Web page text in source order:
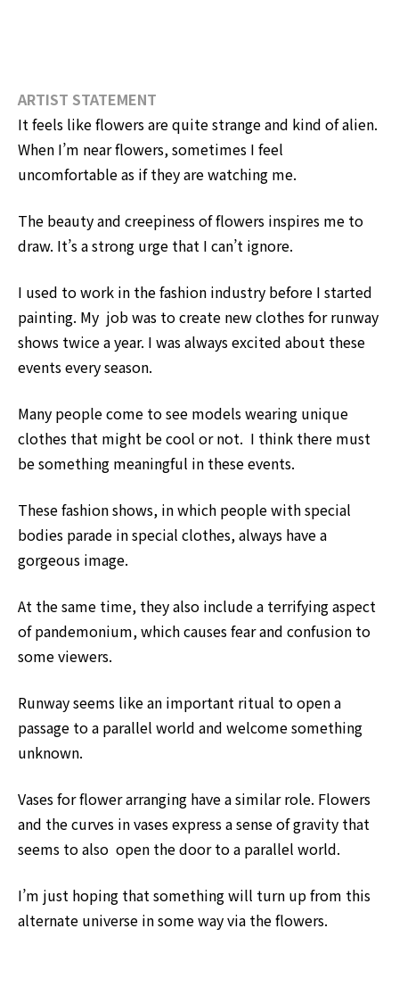
ARTIST STATEMENT
It feels like flowers are quite strange and kind of alien.
When I’m near flowers, sometimes I feel
uncomfortable as if they are watching me.
The beauty and creepiness of flowers inspires me to
draw. It’s a strong urge that I can’t ignore.
I used to work in the fashion industry before I started
painting. My job was to create new clothes for runway
shows twice a year. I was always excited about these
events every season.
Many people come to see models wearing unique
clothes that might be cool or not. I think there must
be something meaningful in these events.
These fashion shows, in which people with special
bodies parade in special clothes, always have a
gorgeous image.
At the same time, they also include a terrifying aspect
of pandemonium, which causes fear and confusion to
some viewers.
Runway seems like an important ritual to open a
passage to a parallel world and welcome something
unknown.
Vases for flower arranging have a similar role. Flowers
and the curves in vases express a sense of gravity that
seems to also open the door to a parallel world.
I’m just hoping that something will turn up from this
alternate universe in some way via the flowers.